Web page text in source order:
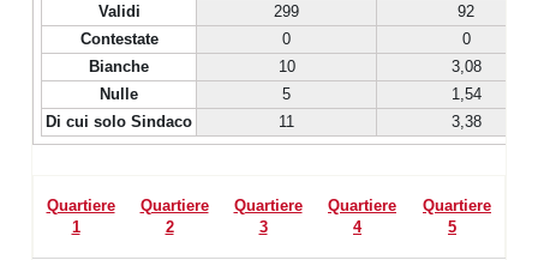
Validi
299
92
Contestate
0
0
Bianche
10
3,08
Nulle
5
1,54
Di cui solo Sindaco
11 3,38
Quartiere
1
Quartiere
2
Quartiere
3
Quartiere
4
Quartiere
5